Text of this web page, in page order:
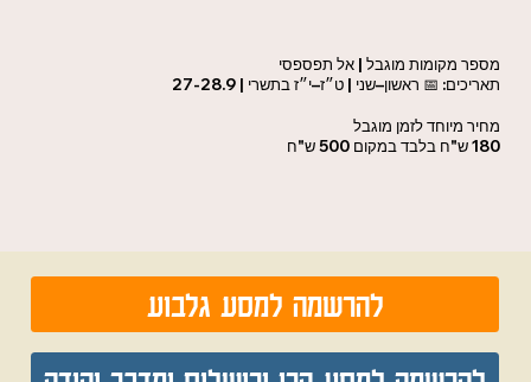
מספר מקומות מוגבל | אל תפספסי
תאריכים: 📅 ראשון–שני | ט ״ז–י ״ז בתשרי | 27-28.9
מחיר מיוחד לזמן מוגבל
180 ש"ח בלבד במקום 500 ש"ח
להרשמה למסע גלבוע